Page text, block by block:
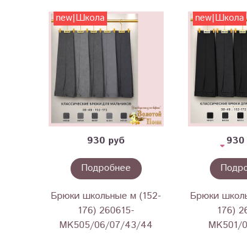
new|Школа
930 руб
Подробнее
Брюки школьные м (152-
176) 260615-
MK505/06/07/43/44
new|Школа
930
Брюки
176)
MK501/